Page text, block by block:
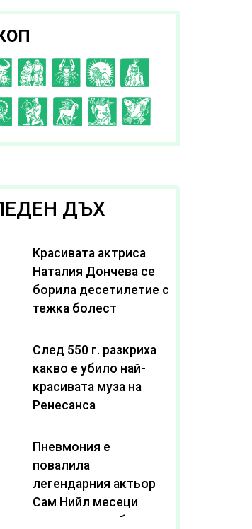
EFGH
K L A B
ДЪХ
Красивата актриса
Наталия Дончева се
борила десетилетие с
тежка болест
След 550 г. разкриха
какво е убило най-
красивата муза на
Ренесанса
Пневмония е
повалила
легендарния актьор
Сам Нийл месеци
след като пребори